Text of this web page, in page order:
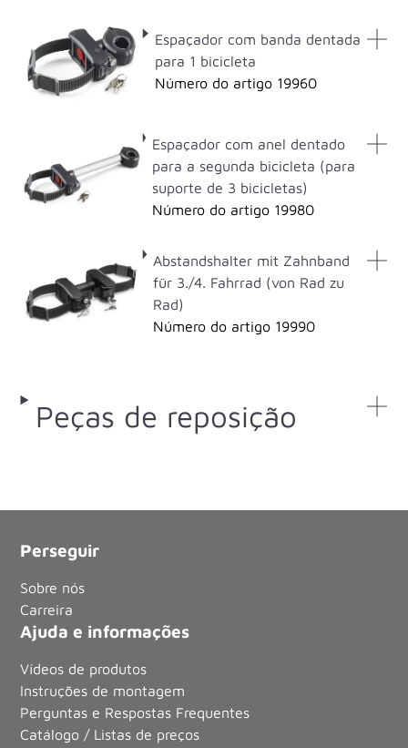
Espaçador com banda dentada
para 1 bicicleta
Número do artigo 19960
Espaçador com anel dentado
para a segunda bicicleta (para
suporte de 3 bicicletas)
Número do artigo 19980
Abstandshalter mit Zahnband
für 3./4. Fahrrad (von Rad zu
Rad)
Número do artigo 19990
Peças de reposição
Perseguir
Sobre nós
Carreira
Ajuda e informações
Vídeos de produtos
Instruções de montagem
Perguntas e Respostas Frequentes
Catálogo / Listas de preços